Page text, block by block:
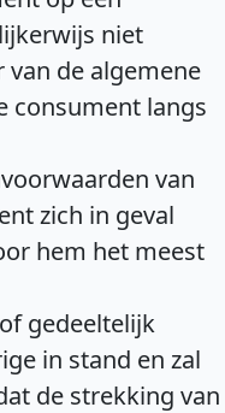
niet
de algemene
consument langs
van
zich in geval
hem het meest
gedeeltelijk
in stand en zal
de strekking van